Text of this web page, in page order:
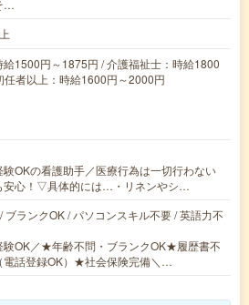
…
1500円～1875円 / 介護福祉士：時給1800
任者以上：時給1600円～2000円
験OKの看護助手／医療行為は一切行わない
安心！▽具体的には…・リネンやシ…
ブランクOK / パソコンスキル不要 / 英語力不
験OK／★年齢不問・ブランクOK★履歴書不
電話登録OK）★社会保険完備＼…